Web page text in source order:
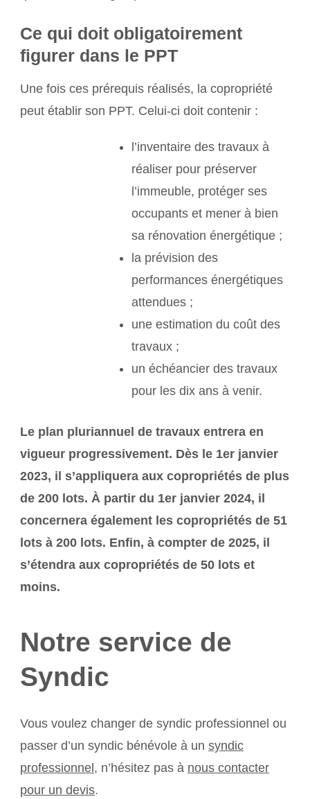
Ce qui doit obligatoirement
figurer dans le PPT
Une fois ces prérequis réalisés, la copropriété
peut établir son PPT. Celui-ci doit contenir :
l’inventaire des travaux à
réaliser pour préserver
l’immeuble, protéger ses
occupants et mener à bien
sa rénovation énergétique ;
la prévision des
performances énergétiques
attendues ;
une estimation du coût des
travaux ;
un échéancier des travaux
pour les dix ans à venir.
Le plan pluriannuel de travaux entrera en
vigueur progressivement. Dès le 1er janvier
2023, il s’appliquera aux copropriétés de plus
de 200 lots. À partir du 1er janvier 2024, il
concernera également les copropriétés de 51
lots à 200 lots. Enfin, à compter de 2025, il
s’étendra aux copropriétés de 50 lots et
moins.
Notre service de
Syndic
Vous voulez changer de syndic professionnel ou
passer d’un syndic bénévole à un syndic
professionnel , n’hésitez pas à nous contacter
pour un devis.